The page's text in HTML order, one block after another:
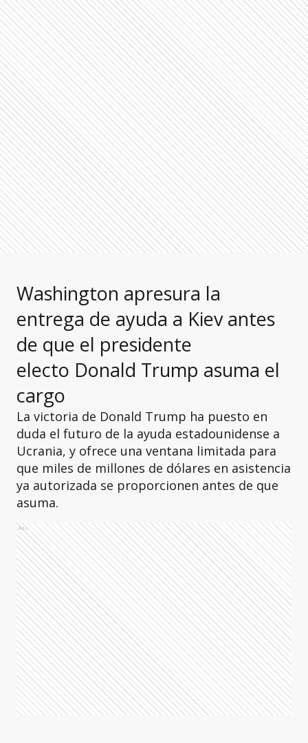
Washington apresura la
entrega de ayuda a Kiev antes
de que el presidente
electo Donald Trump asuma el
cargo
La victoria de Donald Trump ha puesto en
duda el futuro de la ayuda estadounidense a
Ucrania, y ofrece una ventana limitada para
que miles de millones de dólares en asistencia
ya autorizada se proporcionen antes de que
asuma.
Ads